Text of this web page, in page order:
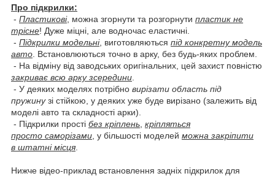
Про підкрилки:
- Пластикові, можна згорнути та розгорнути пластик не
трісне! Дуже міцні, але водночас еластичні.
- Підкрилки модельні, виготовляються під конкретну модель
авто . Встановлюються точно в арку, без будь-яких проблем.
- На відміну від заводських оригінальних, цей захист повністю
закриває всю арку зсередини
- У деяких моделях потрібно вирізати область під
пружинузі стійкою, у деяких уже буде вирізано (залежить від
моделі авто та складності арки).
- Підкрилки прості без кріплень кріпляться
просто саморізами , у більшості моделей можна закріпити
в штатні місця
Нижче відео-приклад встановлення задніх підкрилок для